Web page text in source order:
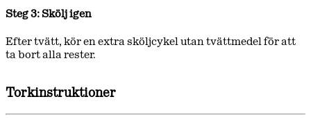
Steg 3: Skölj igen
Efter tvätt, kör en extra sköljcykel utan tvättmedel för att
ta bort alla rester.
Torkinstruktioner